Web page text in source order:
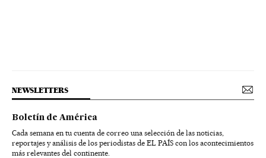
NEWSLETTERS
Boletín de América
Cada semana en tu cuenta de correo una selección de las noticias,
reportajes y análisis de los periodistas de EL PAÍS con los acontecimientos
más relevantes del continente.